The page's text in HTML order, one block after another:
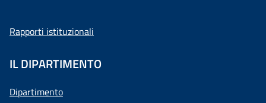
Rapporti istituzionali
IL DIPARTIMENTO
Dipartimento